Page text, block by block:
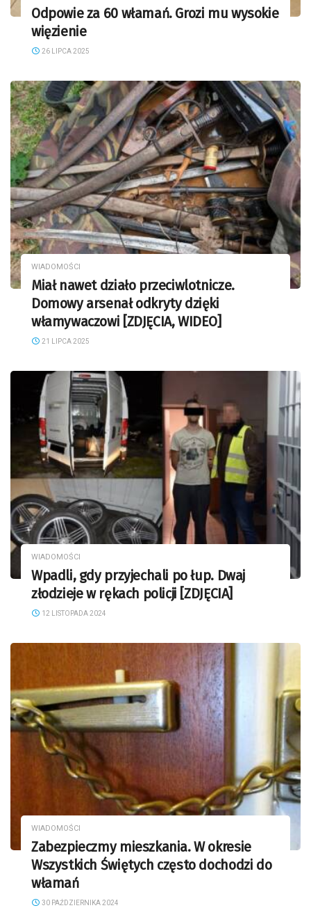
Odpowie za 60 włamań. Grozi mu wysokie
więzienie
26 LIPCA 2025
WIADOMOŚCI
Miał nawet działo przeciwlotnicze.
Domowy arsenał odkryty dzięki
włamywaczowi [ZDJĘCIA, WIDEO]
21 LIPCA 2025
WIADOMOŚCI
Wpadli, gdy przyjechali po łup. Dwaj
złodzieje w rękach policji [ZDJĘCIA]
12 LISTOPADA 2024
WIADOMOŚCI
Zabezpieczmy mieszkania. W okresie
Wszystkich Świętych często dochodzi do
włamań
30 PAŹDZIERNIKA 2024